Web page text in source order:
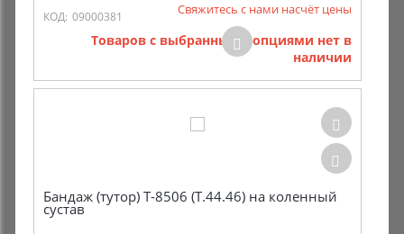
КОД: 09000381 Свяжитесь с нами насчёт цены
Товаров с выбранными опциями нет в
наличии
Бандаж (тутор) Т-8506 (Т.44.46) на коленный
сустав